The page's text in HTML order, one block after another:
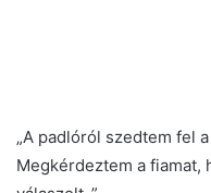
„A padlóról szedtem fel
Megkérdeztem a fiamat,